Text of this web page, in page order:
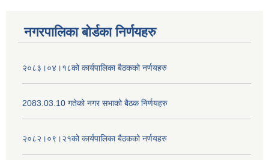
नगरपालिका बोर्डका निर्णयहरु
२०८३।०४।१८को कार्यपालिका बैठकको नर्णयहरु
2083.03.10 गतेको नगर सभाको बैठक निर्णयहरु
२०८२।०९।२१को कार्यपालिका बैठकको नर्णयहरु